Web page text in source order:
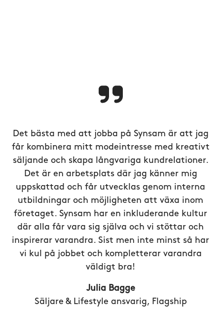
Det bästa med att jobba på Synsam är att jag
får kombinera mitt modeintresse med kreativt
säljande och skapa långvariga kundrelationer.
Det är en arbetsplats där jag känner mig
uppskattad och får utvecklas genom interna
utbildningar och möjligheten att växa inom
företaget. Synsam har en inkluderande kultur
där alla får vara sig själva och vi stöttar och
inspirerar varandra. Sist men inte minst så har
vi kul på jobbet och kompletterar varandra
väldigt bra!
Julia Bagge
Säljare & Lifestyle ansvarig, Flagship